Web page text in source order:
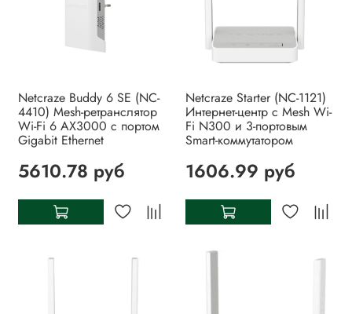
Netcraze Buddy 6 SE (NC-
4410) Mesh-ретранслятор
Wi-Fi 6 AX3000 с портом
Gigabit Ethernet
5610.78 руб
Netcraze Starter (NC-1121)
Интернет-центр с Mesh Wi-
Fi N300 и 3-портовым
Smart-коммутатором
1606.99 руб